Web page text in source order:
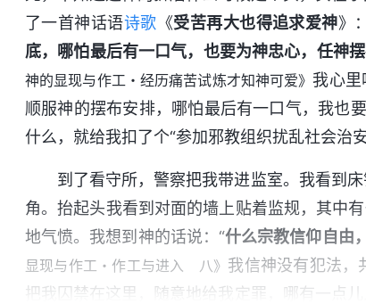
了一首神话语诗歌 《受苦再大也得追求爱神》
底，哪怕最后有一口气，也要为神忠心，任神
神的显现与作工・经历痛苦试炼才知神可爱》 我心里
顺服神的摆布安排，哪怕最后有一口气，我也
什么，就给我扣了个“参加邪教组织扰乱社会治
到了看守所，警察把我带进监室。我看到
角。抬起头我看到对面的墙上贴着监规，其中
地气愤。我想到神的话说：“什么宗教信仰自由
显现与作工・作工与进入 八》 我信神没有犯法，
把我囚禁在这里，随意地给我定罪，哪有一点